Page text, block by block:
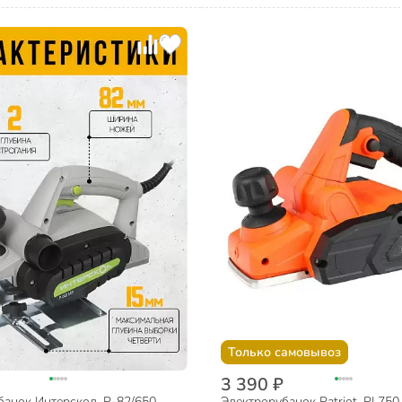
Только самовывоз
3 390 ₽